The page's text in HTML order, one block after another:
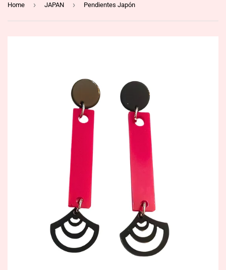
Home › JAPAN › Pendientes Japón